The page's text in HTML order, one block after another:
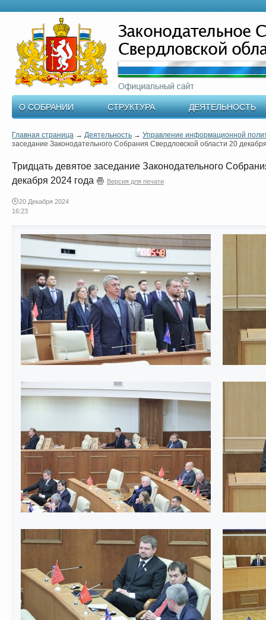
О СОБРАНИИ СТРУКТУРА ДЕЯТЕЛЬНОСТЬ
Главная страница → Деятельность → Управление информационной
заседание Законодательного Собрания Свердловской области 20
Тридцать девятое заседание Законодательного
декабря 2024 года
Версия для печати
20 Декабря 2024
16:23